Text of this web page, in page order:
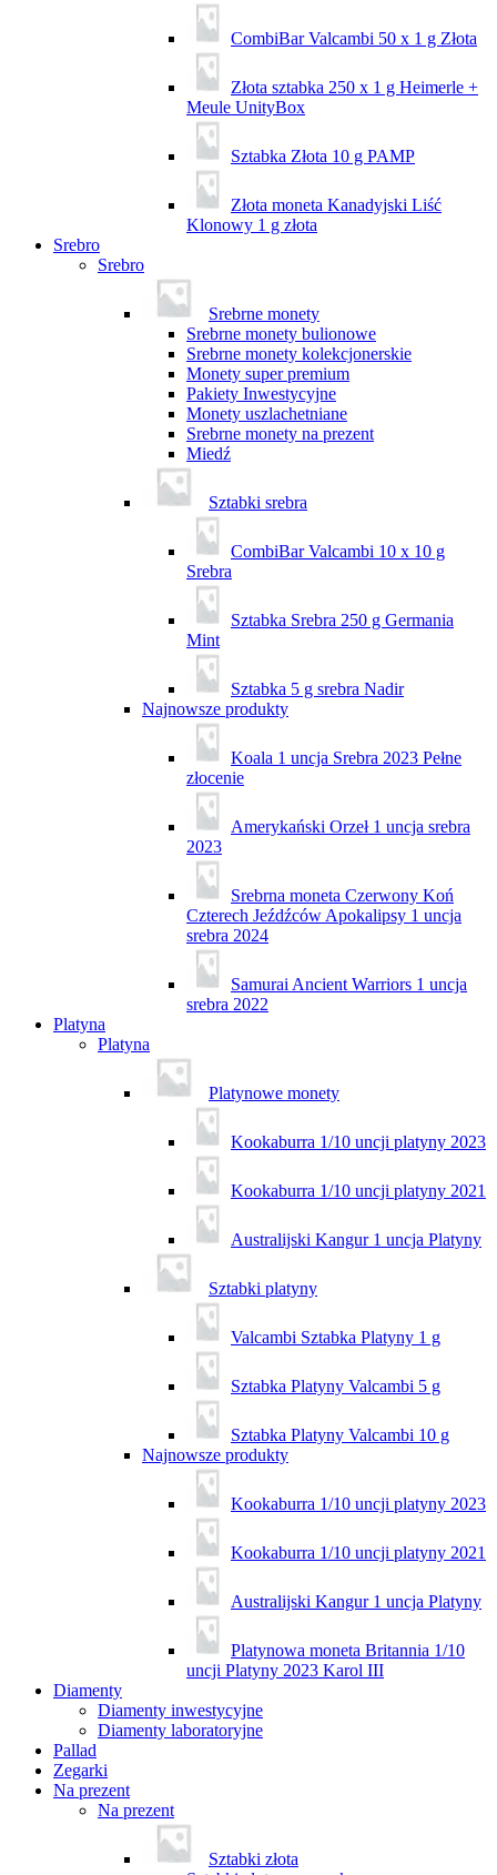
CombiBar Valcambi 50 x 1 g Złota
Złota sztabka 250 x 1 g Heimerle +
Meule UnityBox
Sztabka Złota 10 g PAMP
Złota moneta Kanadyjski Liść
Klonowy 1 g złota
Srebro
Srebro
Srebrne monety
Srebrne monety bulionowe
Srebrne monety kolekcjonerskie
Monety super premium
Pakiety Inwestycyjne
Monety uszlachetniane
Srebrne monety na prezent
Miedź
Sztabki srebra
CombiBar Valcambi 10 x 10 g
Srebra
Sztabka Srebra 250 g Germania
Mint
Sztabka 5 g srebra Nadir
Najnowsze produkty
Koala 1 uncja Srebra 2023 Pełne
złocenie
Amerykański Orzeł 1 uncja srebra
2023
Srebrna moneta Czerwony Koń
Czterech Jeźdźców Apokalipsy 1 uncja
srebra 2024
Samurai Ancient Warriors 1 uncja
srebra 2022
Platyna
Platyna
Platynowe monety
Kookaburra 1/10 uncji platyny 2023
Kookaburra 1/10 uncji platyny 2021
Australijski Kangur 1 uncja Platyny
Sztabki platyny
Valcambi Sztabka Platyny 1 g
Sztabka Platyny Valcambi 5 g
Sztabka Platyny Valcambi 10 g
Najnowsze produkty
Kookaburra 1/10 uncji platyny 2023
Kookaburra 1/10 uncji platyny 2021
Australijski Kangur 1 uncja Platyny
Platynowa moneta Britannia 1/10
uncji Platyny 2023 Karol III
Diamenty
Diamenty inwestycyjne
Diamenty laboratoryjne
Pallad
Zegarki
Na prezent
Na prezent
Sztabki złota